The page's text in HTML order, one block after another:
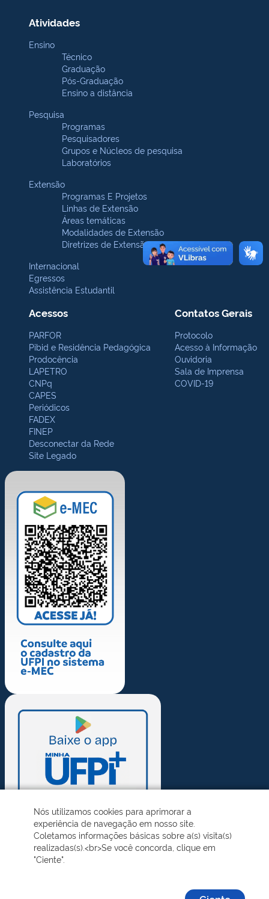
Atividades
Ensino
Técnico
Graduação
Pós-Graduação
Ensino a distância
Pesquisa
Programas
Pesquisadores
Grupos e Núcleos de pesquisa
Laboratórios
Extensão
Programas E Projetos
Linhas de Extensão
Áreas temáticas
Modalidades de Extensão
Diretrizes de Extensão
Internacional
Egressos
Assistência Estudantil
Acessos
PARFOR
Pibid e Residência Pedagógica
Prodocência
LAPETRO
CNPq
CAPES
Periódicos
FADEX
FINEP
Desconectar da Rede
Site Legado
Contatos Gerais
Protocolo
Acesso à Informação
Ouvidoria
Sala de Imprensa
COVID-19
Nós utilizamos cookies para aprimorar a
experiência de navegação em nosso site.
Coletamos informações básicas sobre a(s) visita(s)
realizadas(s).<br>Se você concorda, clique em
"Ciente".